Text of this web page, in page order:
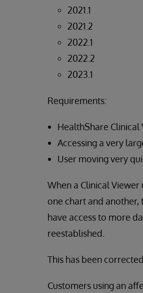
2021.1
2021.2
2022.1
2022.2
2023.1
Requirements:
HealthShare Clinical
Accessing a very
User moving very
When a Clinical
one chart and
have access to more
reestablished.
This has been
Customers using an